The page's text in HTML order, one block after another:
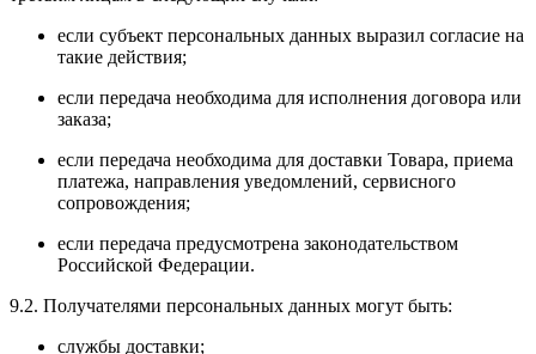
если субъект персональных данных выразил согласие на
такие действия;
если передача необходима для исполнения договора или
заказа;
если передача необходима для доставки Товара, приема
платежа, направления уведомлений, сервисного
сопровождения;
если передача предусмотрена законодательством
Российской Федерации.
9.2. Получателями персональных данных могут быть:
службы доставки;